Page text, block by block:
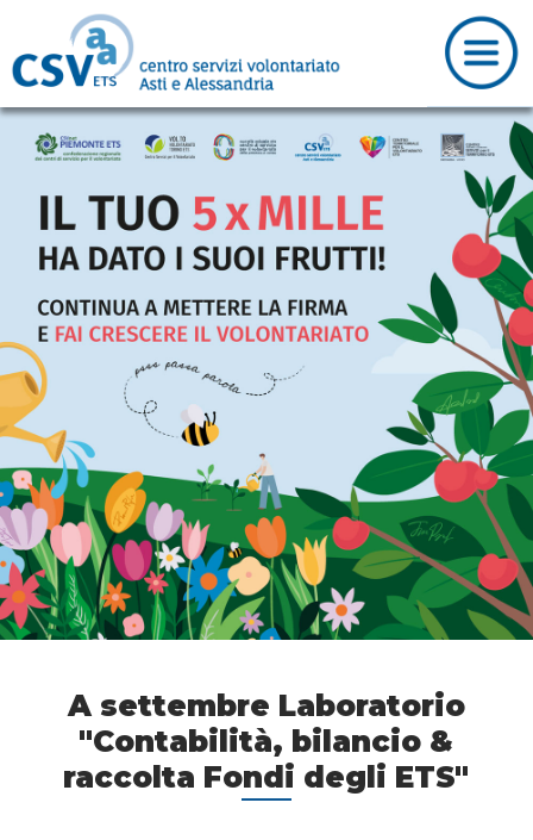
A settembre Laboratorio
"Contabilità, bilancio &
raccolta Fondi degli ETS"